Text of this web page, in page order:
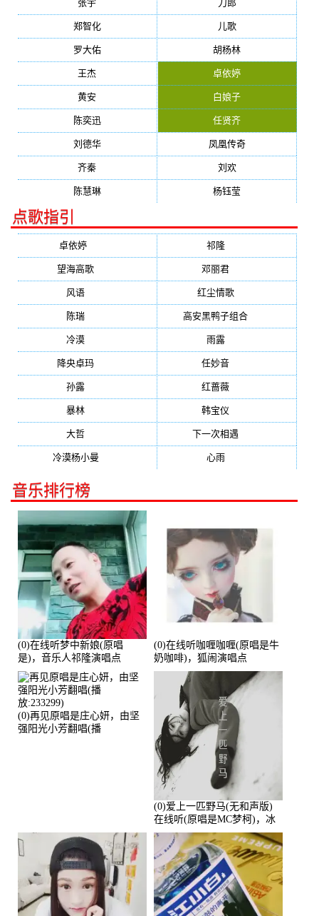
张宇 刀郎
郑智化 儿歌
罗大佑 胡杨林
王杰 卓依婷
黄安 白娘子
陈奕迅 任贤齐
刘德华 凤凰传奇
齐秦 刘欢
陈慧琳 杨钰莹
点歌指引
卓依婷 祁隆(647)
望海高歌 邓丽君
风语 红尘情歌(472)
陈瑞 高安黑鸭子组合
冷漠 雨露(350)
降央卓玛 任妙音
孙露 红蔷薇
暴林 韩宝仪
大哲 下一次相遇
冷漠杨小曼 心雨(232)
音乐排行榜
(0)在线听梦中新娘(原唱
是)，音乐人祁隆演唱点
播:2713192次
(0)在线听咖喱咖喱(原唱是牛
奶咖啡)，狐闹演唱点
播:287579次
(0)再见原唱是庄心妍，由坚
强阳光小芳翻唱(播
(0)爱上一匹野马(无和声版)
在线听(原唱是MC梦柯)，冰
鑫Asce演唱点播:178815次